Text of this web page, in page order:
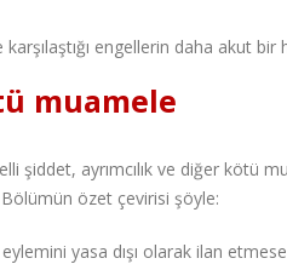
engellerin daha akut bir
muamele
ayrımcılık ve diğer kötü
özet çevirisi şöyle:
yasa dışı olarak ilan